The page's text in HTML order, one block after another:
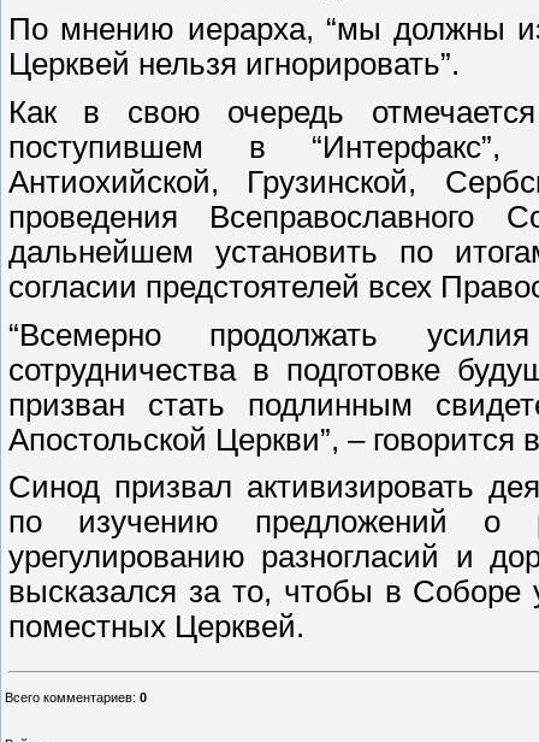
По мнению иерарха, “мы должны
Церквей нельзя игнорировать”.
Как в свою очередь
поступившем в “Интерфакс”,
Антиохийской, Грузинской,
проведения
дальнейшем установить по
согласии предстоятелей всех
“Всемерно продолжать
сотрудничества в подготовке
призван стать подлинным
Апостольской Церкви”, – говорится
Синод призвал активизировать
по изучению предложений о
урегулированию разногласий и
высказался за то, чтобы в Соборе
поместных Церквей.
Всего комментариев: 0